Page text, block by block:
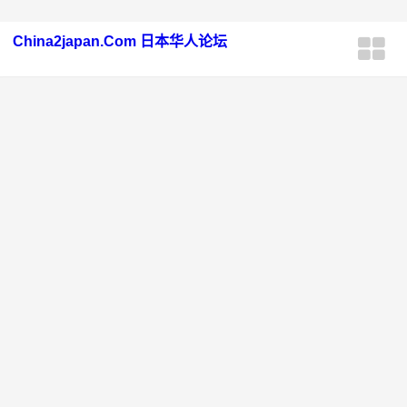
China2japan.Com 日本华人论坛